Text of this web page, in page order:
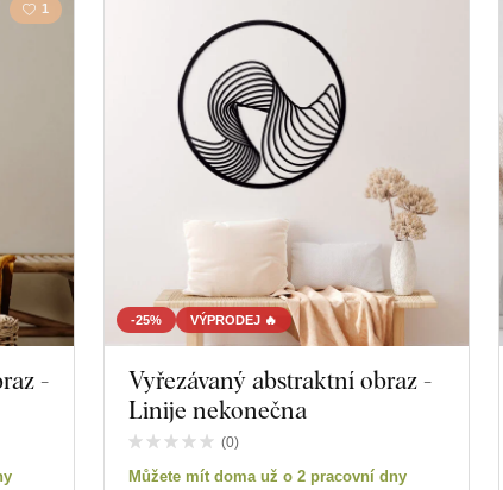
1
-
-25% VÝPRODEJ 🔥
Vyřezávaný abstraktní obraz -
Linije nekonečna
(0)
Můžete mít doma už o 2 pracovní dny